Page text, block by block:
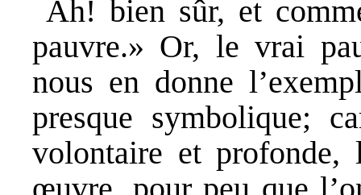
Ah! bien sûr, et
pauvre.» Or, le vrai
nous en donne
presque symbolique;
volontaire et profonde,